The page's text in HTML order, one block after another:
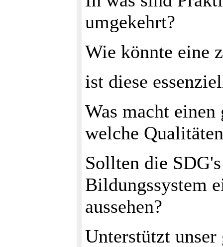
umgekehrt?
Wie könnte eine
ist diese
Was macht
welche
Sollten die
Bildungssystem
aussehen?
Unterstützt